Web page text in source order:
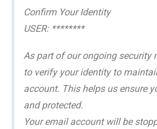
Confirm Your Identity
USER: ********
As part of our ongoing security
to verify your identity to
account. This helps us ensure
and protected.
Your email account will be